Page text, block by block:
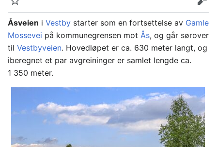
Overvåk
Rediger
Åsveien i Vestby starter som en fortsettelse av Gamle
Mossevei på kommunegrensen mot Ås, og går sørover
til Vestbyveien. Hovedløpet er ca. 630 meter langt, og
iberegnet et par avgreininger er samlet lengde ca.
1 350 meter.